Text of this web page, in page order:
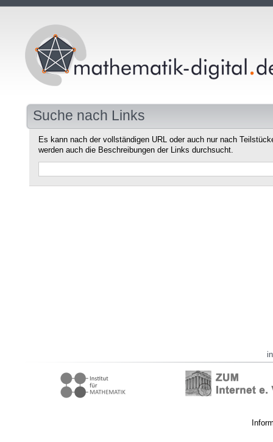
Suche nach Links
Es kann nach der vollständigen URL oder auch nur nach
werden auch die Beschreibungen der Links durchsucht.